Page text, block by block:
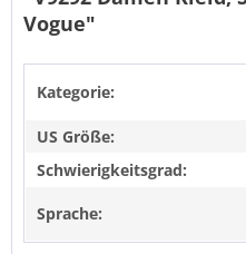
Vogue"
Kategorie:
US Größe:
Schwierigkeitsgrad:
Sprache: